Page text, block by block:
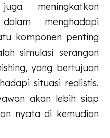
meningkatkan
menghadapi
komponen penting
simulasi serangan
yang bertujuan
situasi realistis.
akan lebih siap
nyata di kemudian